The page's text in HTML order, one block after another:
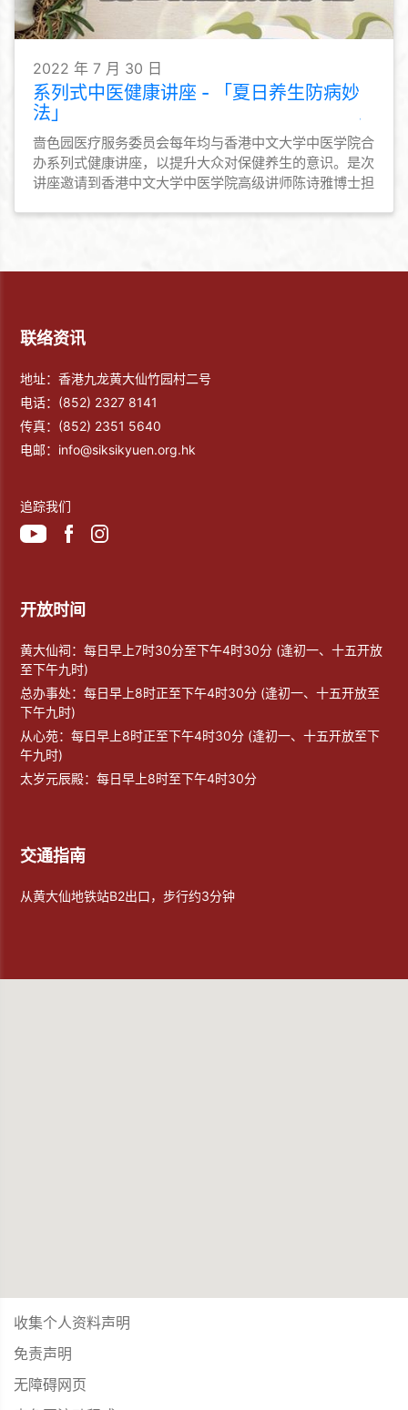
2022 年 7 月 30 日
系列式中医健康讲座 - 「夏日养生防病妙
法」
啬色园医疗服务委员会每年均与香港中文大学中医学院合
办系列式健康讲座，以提升大众对保健养生的意识。是次
讲座邀请到香港中文大学中医学院高级讲师陈诗雅博士担
联络资讯
地址：香港九龙黄大仙竹园村二号
电话： (852) 2327 8141
传真： (852) 2351 5640
电邮： info@siksikyuen.org.hk
追踪我们
开放时间
黄大仙祠：每日早上7时30分至下午4时30分 (逢初一、十五开放
至下午九时)
总办事处：每日早上8时正至下午4时30分 (逢初一、十五开放至
下午九时)
从心苑：每日早上8时正至下午4时30分 (逢初一、十五开放至下
午九时)
太岁元辰殿：每日早上8时至下午4时30分
交通指南
从黄大仙地铁站B2出口，步行约3分钟
收集个人资料声明
免责声明
无障碍网页